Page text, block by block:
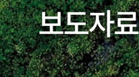
보도자료